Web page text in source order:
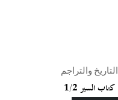
التاريخ والتراجم
كتاب السير 1/2